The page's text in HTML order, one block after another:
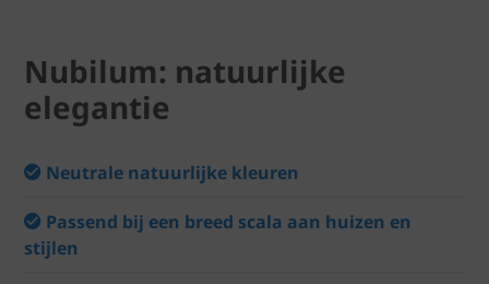
Nubilum: natuurlijke
elegantie
Neutrale natuurlijke kleuren
Passend bij een breed scala aan huizen en
stijlen